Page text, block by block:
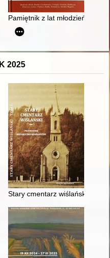
i miejska XX wieku =
Pamiętnik z lat młodzieńczych
stabilizacja i kreowanie
2025
Studiów Kobiecych. 2025, [nr]
Stary cmentarz wiślański. T. 1,